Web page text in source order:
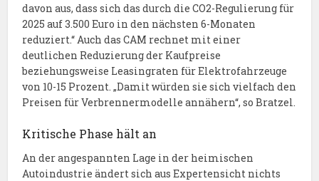
davon aus, dass sich das durch die CO2-Regulierung für
2025 auf 3.500 Euro in den nächsten 6-Monaten
reduziert.“ Auch das CAM rechnet mit einer
deutlichen Reduzierung der Kaufpreise
beziehungsweise Leasingraten für Elektrofahrzeuge
von 10-15 Prozent. „Damit würden sie sich vielfach den
Preisen für Verbrennermodelle annähern“, so Bratzel.
Kritische Phase hält an
An der angespannten Lage in der heimischen
Autoindustrie ändert sich aus Expertensicht nichts